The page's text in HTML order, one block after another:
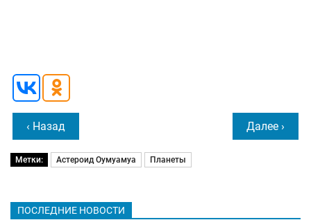
‹ Назад Далее ›
Метки: Астероид Оумуамуа Планеты
ПОСЛЕДНИЕ НОВОСТИ